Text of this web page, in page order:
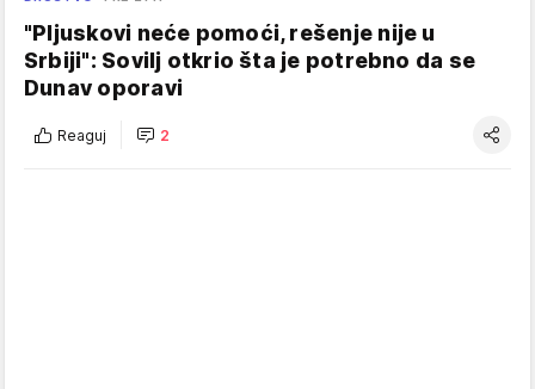
"Pljuskovi neće pomoći, rešenje nije u
Srbiji": Sovilj otkrio šta je potrebno da se
Dunav oporavi
Reaguj 2